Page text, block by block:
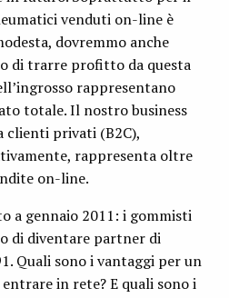
venduti on-line è
dovremmo anche
di trarre profitto da questa
rappresentano
totale. Il nostro business
clienti privati (B2C),
rappresenta oltre
on-line.
a gennaio 2011: i gommisti
di diventare partner di
Quali sono i vantaggi per un
in rete? E quali sono i